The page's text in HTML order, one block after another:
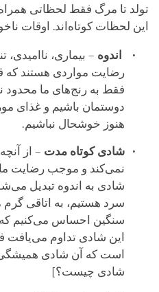
تولد تا مرگ فقط لحظاتی
این لحظات کوتاه‌اند. اوقات
اندوه – بیماری،
رضایت مواردی هستند که
فقط به رنج‌های ما محدود
دوستمان باشیم و غذای
هنوز خوشحال نباشیم.
شادی کوتاه مدت – از
نمی‌کند و موجب رضایت
شادی به اندوه تبدیل
سرد هستیم، به اتاقی
سنگین احساس می‌کنیم که
این شادی تداوم می‌یافت
است که آن شادی
شادی چیست؟]